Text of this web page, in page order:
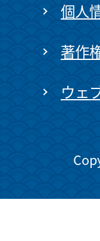
個人
著作
ウェ